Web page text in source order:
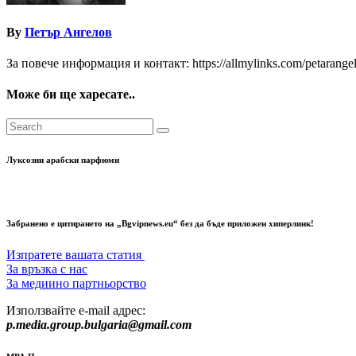
By Петър Ангелов
За повече информация и контакт: https://allmylinks.com/
Може би ще харесате..
Луксозни арабски парфюми
Забранено е цитирането на „Bgvipnews.eu“ без да бъде приложен хиперлинк!
Изпратете вашата статия
За връзка с нас
За медиино партньорство
Използвайте e-mail адрес:
p.media.group.bulgaria@gmail.com